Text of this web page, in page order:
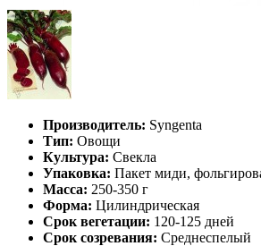
Производитель: Syngenta
Тип: Овощи
Культура: Свекла
Упаковка: Пакет миди,
Масса: 250-350 г
Форма: Цилиндрическая
Срок вегетации: 120-125 дней
Срок созревания: Среднеспелый